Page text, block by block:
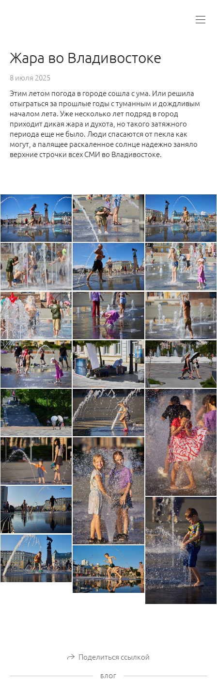
Жара во Владивостоке
8 июля 2025
Этим летом погода в городе сошла с ума. Или решила
отыграться за прошлые годы с туманным и дождливым
началом лета. Уже несколько лет подряд в город
приходит дикая жара и духота, но такого затяжного
периода еще не было. Люди спасаются от пекла как
могут, а палящее раскаленное солнце надежно заняло
верхние строчки всех СМИ во Владивостоке.
Поделиться ссылкой
БЛОГ